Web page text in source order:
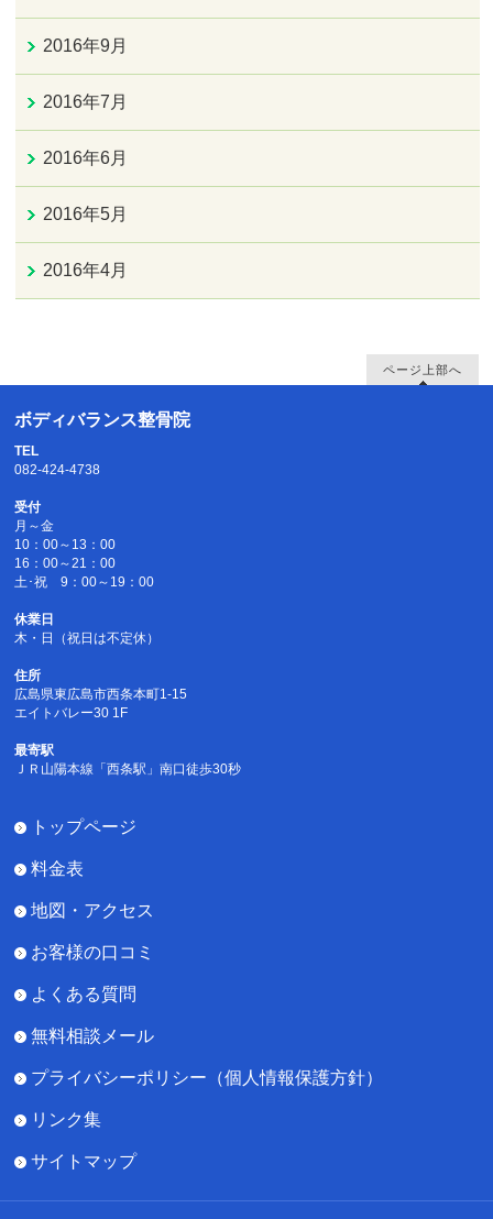
2016年9月
2016年7月
2016年6月
2016年5月
2016年4月
ページ上部へ
ボディバランス整骨院
TEL
082-424-4738
受付
月～金
10：00～13：00
16：00～21：00
土･祝 9：00～19：00
休業日
木・日（祝日は不定休）
住所
広島県東広島市西条本町1-15
エイトバレー30 1F
最寄駅
ＪＲ山陽本線「西条駅」南口徒歩30秒
トップページ
料金表
地図・アクセス
お客様の口コミ
よくある質問
無料相談メール
プライバシーポリシー（個人情報保護方針）
リンク集
サイトマップ